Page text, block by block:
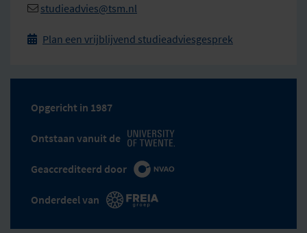
studieadvies@tsm.nl
 Plan een vrijblijvend studieadviesgesprek
Opgericht in 1987
Ontstaan vanuit de
Geaccrediteerd door
Onderdeel van